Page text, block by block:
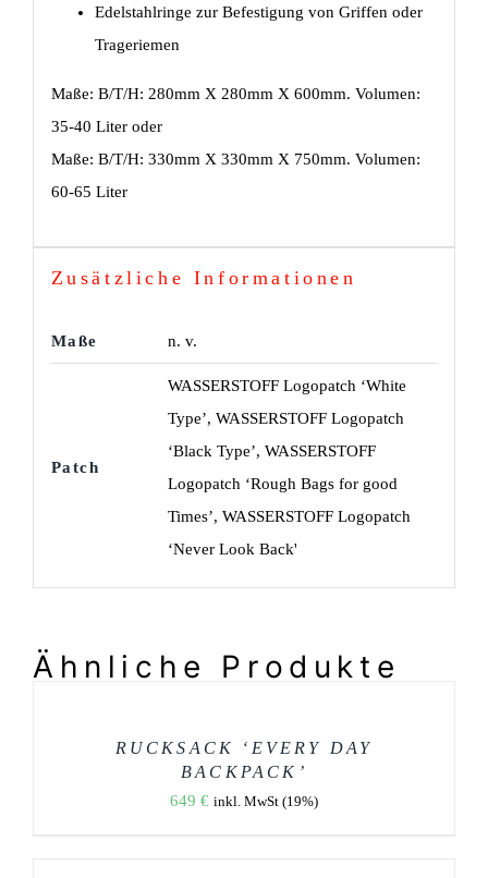
Edelstahlringe zur Befestigung von Griffen oder
Trageriemen
Maße: B/T/H: 280mm X 280mm X 600mm. Volumen:
35-40 Liter oder
Maße: B/T/H: 330mm X 330mm X 750mm. Volumen:
60-65 Liter
Zusätzliche Informationen
Maße n. v.
Patch
WASSERSTOFF Logopatch ‘White
Type’, WASSERSTOFF Logopatch
‘Black Type’, WASSERSTOFF
Logopatch ‘Rough Bags for good
Times’, WASSERSTOFF Logopatch
‘Never Look Back'
Ähnliche Produkte
AUSFÜHRUNG
RUCKSACK ‘EVERY DAY
BACKPACK’
649 € inkl. MwSt (19%)